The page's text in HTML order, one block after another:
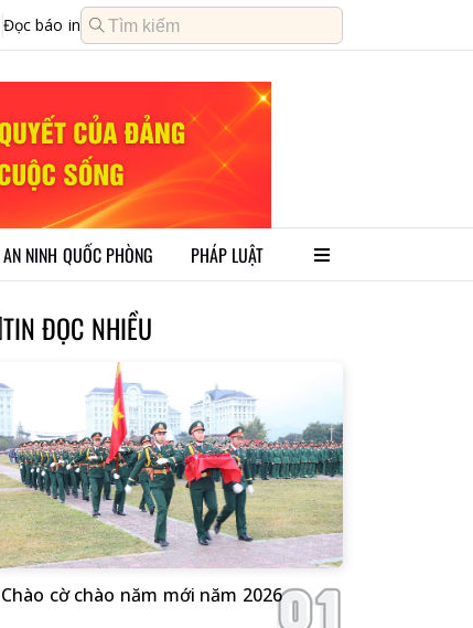
Đọc báo in
AN NINH QUỐC PHÒNG PHÁP LUẬT
TIN ĐỌC NHIỀU
Chào cờ chào năm mới năm 2026